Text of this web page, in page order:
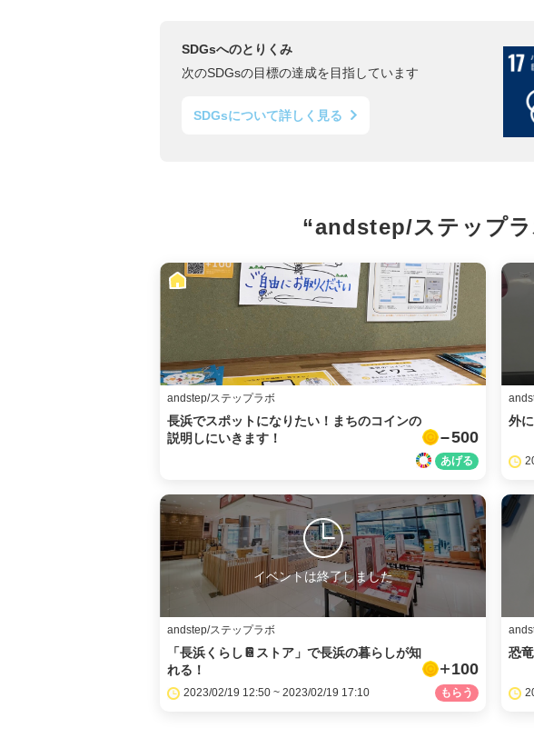
メ
SDGsへのとりくみ
次のSDGsの目標の達成を目指しています
SDGsについて詳しく見る
“andstep/ステップ
andstep/ステップラボ
長浜でスポットになりたい！まちのコインの
説明しにいきます！
500
外
イベントは終了しました
andstep/ステップラボ
「長浜くらし📔ストア」で長浜の暮らしが知
れる！
100
2023/02/19 12:50 ~ 2023/02/19 17:10
恐